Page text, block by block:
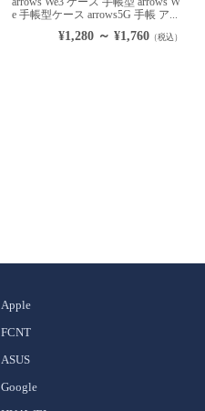
arrows We3 ケース 手帳型 arrows W
e 手帳型ケース arrows5G 手帳 ア...
¥1,280 ～ ¥1,760 （税込）
Apple
FCNT
ASUS
Google